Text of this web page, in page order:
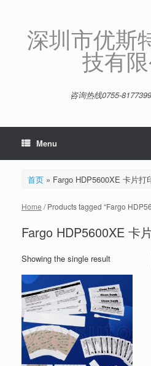
深圳市优斯
技有
咨询热线0755-
Menu
首页» Fargo HDP5600XE 卡片打
Home / Products tagged “Fargo
Fargo HDP5600XE 卡
Showing the single result